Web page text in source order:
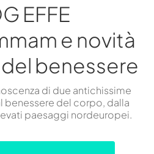
EFFE
e novità
benessere
di due antichissime
benessere del corpo, dalla
paesaggi nordeuropei.